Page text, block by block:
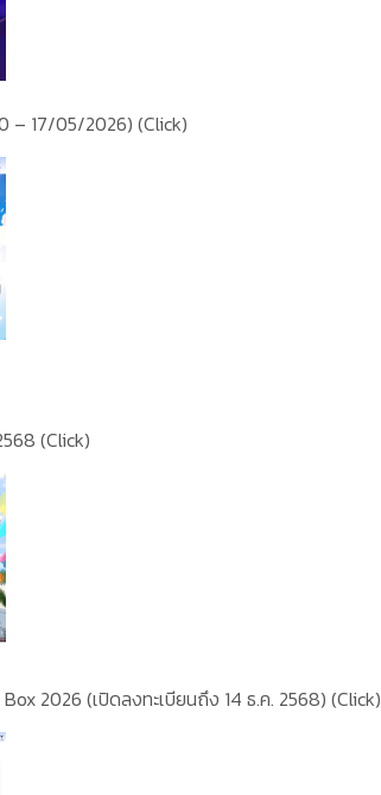
– 17/05/2026) (Click)
(Click)
2026 (เปิดลงทะเบียนถึง 14 ธ.ค. 2568) (Click)